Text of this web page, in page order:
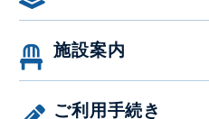
施設案内
ご利用手続き